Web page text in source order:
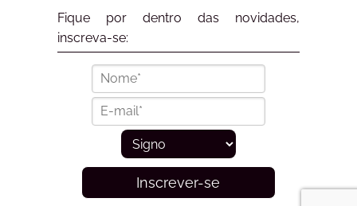
Fique por dentro das novidades,
inscreva-se:
Inscrever-se